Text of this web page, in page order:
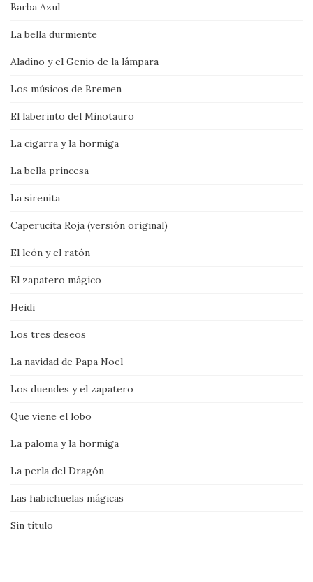
Barba Azul
La bella durmiente
Aladino y el Genio de la lámpara
Los músicos de Bremen
El laberinto del Minotauro
La cigarra y la hormiga
La bella princesa
La sirenita
Caperucita Roja (versión original)
El león y el ratón
El zapatero mágico
Heidi
Los tres deseos
La navidad de Papa Noel
Los duendes y el zapatero
Que viene el lobo
La paloma y la hormiga
La perla del Dragón
Las habichuelas mágicas
Sin título